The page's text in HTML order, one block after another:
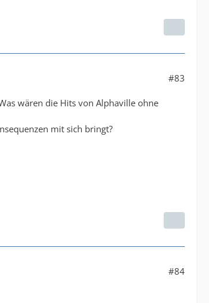
#83
wären die Hits von Alphaville ohne
mit sich bringt?
#84